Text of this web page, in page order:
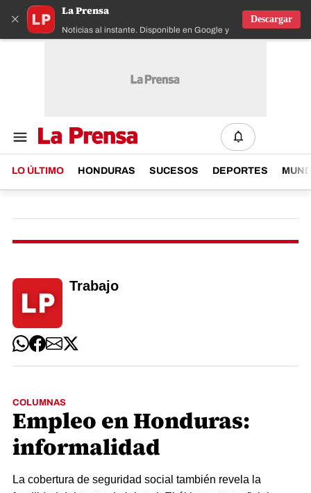
×
La Prensa
Noticias al instante. Disponible en Google y IOS
Descargar
LO ÚLTIMO HONDURAS SUCESOS DEPORTES
Trabajo
COLUMNAS
Empleo en Honduras:
informalidad
La cobertura de seguridad social también revela la